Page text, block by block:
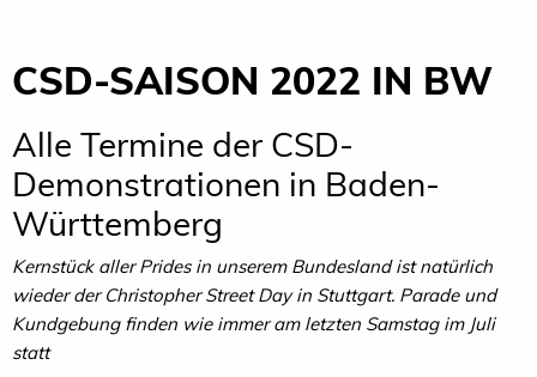
CSD-SAISON 2022 IN BW
Alle Termine der CSD-
Demonstrationen in Baden-
Württemberg
Kernstück aller Prides in unserem Bundesland ist natürlich
wieder der Christopher Street Day in Stuttgart. Parade und
Kundgebung finden wie immer am letzten Samstag im Juli
statt